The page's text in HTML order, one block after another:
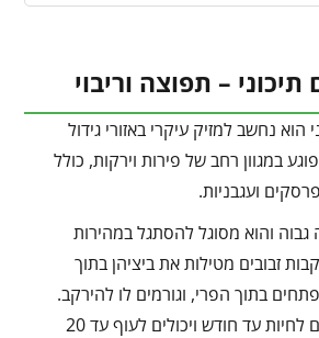
תיכוני – תפוצה וריבוי
הוא נחשב למזיק עיקרי באזורי גידול
במגוון רחב של פירות וירקות, כולל
ועגבניות.
גבוה והוא מסוגל להסתגל במהירות
זבובים מטילות את ביציהן בתוך
בתוך הפרי, וגורמים לו להירקב.
זבובים בוגרים יכולים לחיות עד חודש ויכולים לעוף עד 20